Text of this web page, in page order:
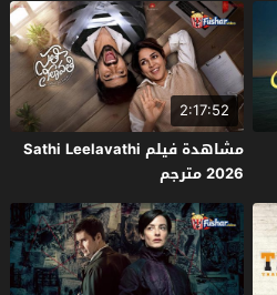
2:17:52
مشاهدة فيلم Sathi Leelavathi
2026 مترجم